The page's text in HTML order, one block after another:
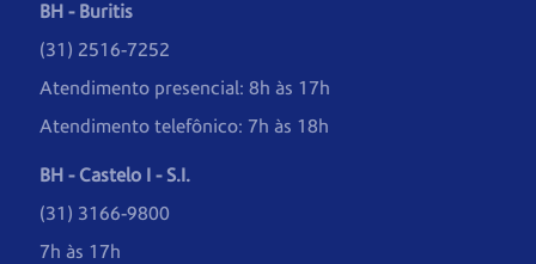
BH - Buritis
(31) 2516-7252
Atendimento presencial: 8h às 17h
Atendimento telefônico: 7h às 18h
BH - Castelo I - S.I.
(31) 3166-9800
7h às 17h